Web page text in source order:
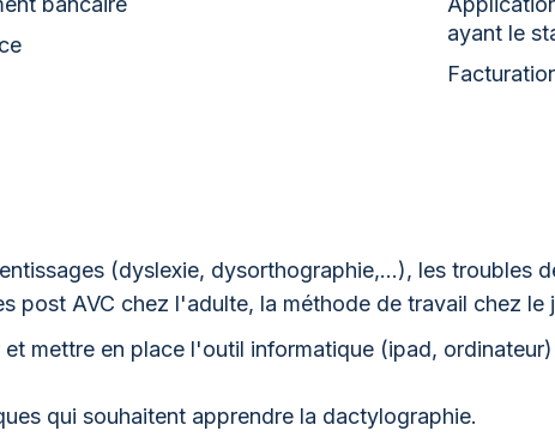
ayant le
(dyslexie, dysorthographie,...), les troubles
post AVC chez l'adulte, la méthode de travail chez le
mettre en place l'outil informatique (ipad,
qui souhaitent apprendre la dactylographie.